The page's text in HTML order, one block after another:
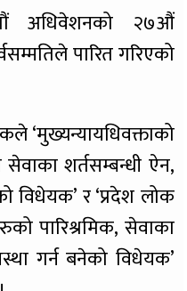
अधिवेशनको २७औं
पारित गरिएको
‘मुख्यन्यायधिवक्ताको
शर्तसम्बन्धी ऐन,
विधेयक’ र ‘प्रदेश लोक
पारिश्रमिक, सेवाका
गर्न बनेको विधेयक’